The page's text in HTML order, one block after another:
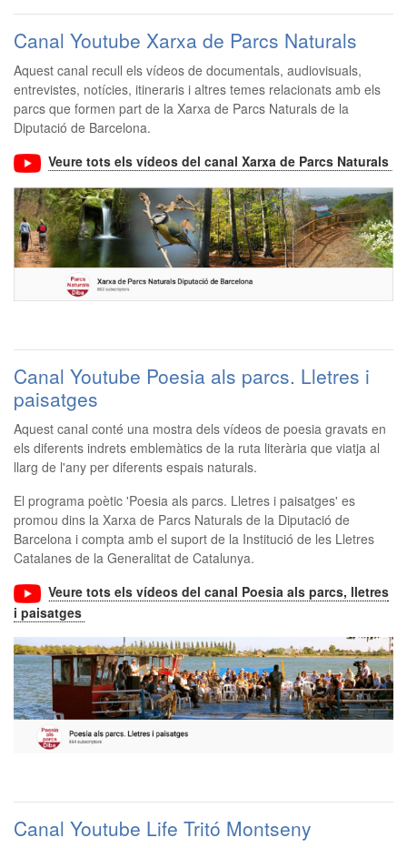
Canal Youtube Xarxa de Parcs Naturals
Aquest canal recull els vídeos de documentals, audiovisuals,
entrevistes, notícies, itineraris i altres temes relacionats amb els
parcs que formen part de la Xarxa de Parcs Naturals de la
Diputació de Barcelona.
Veure tots els vídeos del canal Xarxa de Parcs Naturals
Canal Youtube Poesia als parcs. Lletres i
paisatges
Aquest canal conté una mostra dels vídeos de poesia gravats en
els diferents indrets emblemàtics de la ruta literària que viatja al
llarg de l'any per diferents espais naturals.
El programa poètic 'Poesia als parcs. Lletres i paisatges' es
promou dins la Xarxa de Parcs Naturals de la Diputació de
Barcelona i compta amb el suport de la Institució de les Lletres
Catalanes de la Generalitat de Catalunya.
Veure tots els vídeos del canal Poesia als parcs, lletres
i paisatges
Canal Youtube Life Tritó Montseny